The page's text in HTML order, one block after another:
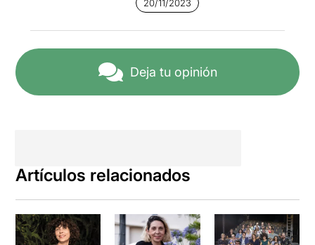
20/11/2023
Deja tu opinión
Artículos relacionados